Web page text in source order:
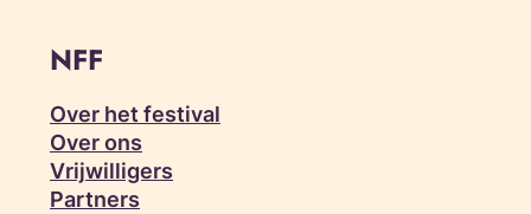
NFF
Over het festival
Over ons
Vrijwilligers
Partners